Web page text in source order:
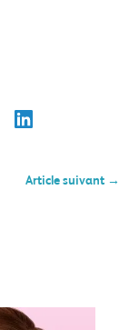
Article suivant →